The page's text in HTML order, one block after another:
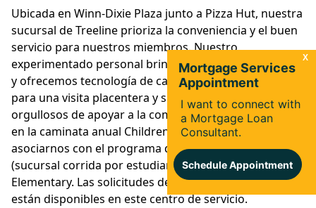
Ubicada en Winn-Dixie Plaza junto a Pizza Hut, nuestra
sucursal de Treeline prioriza la conveniencia y el buen
servicio para nuestros miembros. Nuestro
experimentado personal brinda asistencia en español
y ofrecemos tecnología de cajero automático (ITM)
para una visita placentera y sin adversidades. Estamos
orgullosos de apoyar a la comunidad local al participar
en la caminata anual Children's Network Walk y al
asociarnos con el programa de Student Run Branch
(sucursal corrida por estudiantes) en Gateway
Elementary. Las solicitudes de hipoteca en persona no
están disponibles en este centro de servicio.